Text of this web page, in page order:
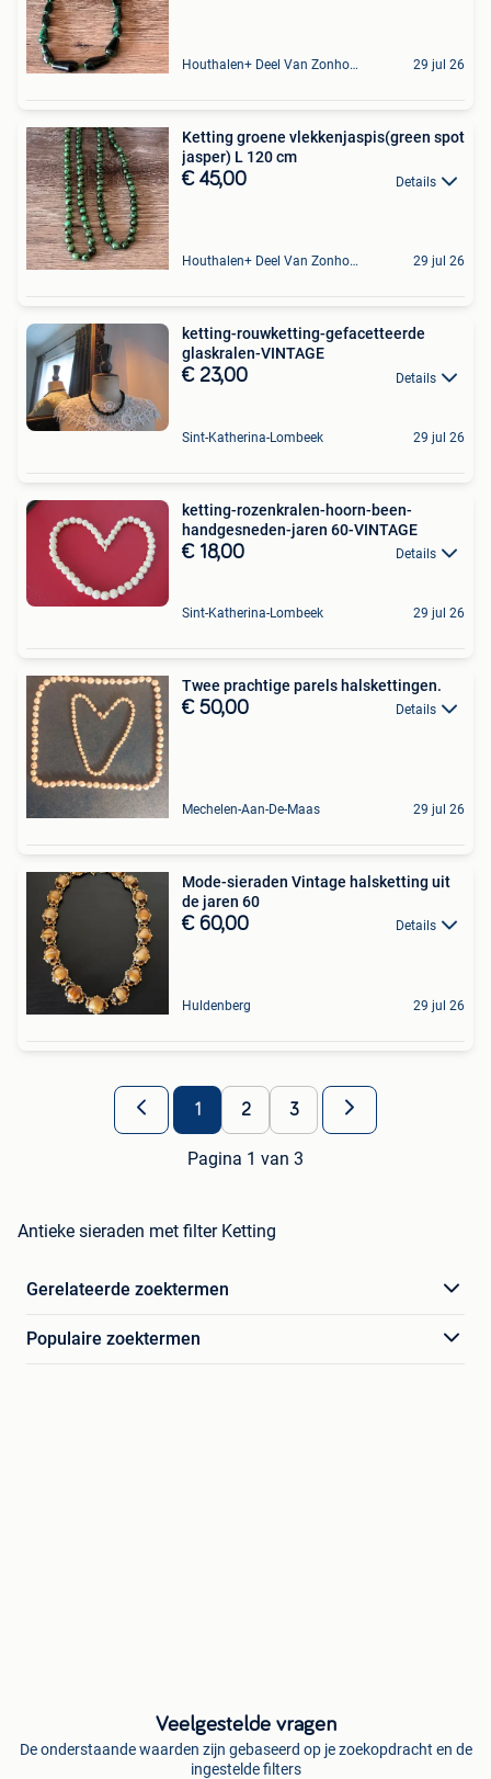
Houthalen+ Deel Van Zonhoven En Zolder 29 jul 26
Ketting groene vlekkenjaspis(green spot
jasper) L 120 cm
€ 45,00 Details
Houthalen+ Deel Van Zonhoven En Zolder 29 jul 26
ketting-rouwketting-gefacetteerde
glaskralen-VINTAGE
€ 23,00 Details
Sint-Katherina-Lombeek 29 jul 26
ketting-rozenkralen-hoorn-been-
handgesneden-jaren 60-VINTAGE
€ 18,00 Details
Sint-Katherina-Lombeek 29 jul 26
Twee prachtige parels halskettingen.
€ 50,00 Details
Mechelen-Aan-De-Maas 29 jul 26
Mode-sieraden Vintage halsketting uit
de jaren 60
€ 60,00 Details
Huldenberg 29 jul 26
1 2 3
Pagina 1 van 3
Antieke sieraden met filter Ketting
Gerelateerde zoektermen
Populaire zoektermen
Veelgestelde vragen
De onderstaande waarden zijn gebaseerd op je zoekopdracht en de
ingestelde filters